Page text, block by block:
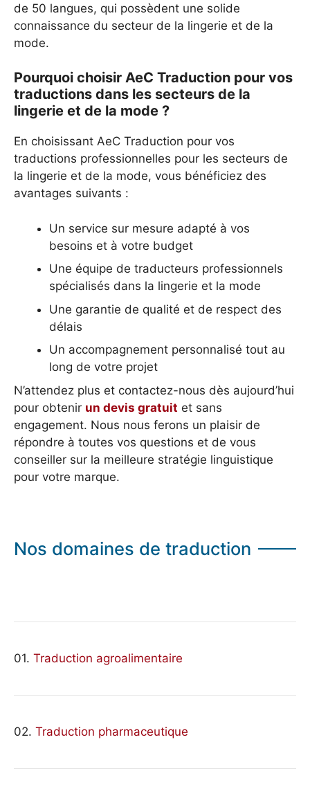
de 50 langues, qui possèdent une solide
connaissance du secteur de la lingerie et de la
mode.
Pourquoi choisir AeC Traduction pour vos
traductions dans les secteurs de la
lingerie et de la mode ?
En choisissant AeC Traduction pour vos
traductions professionnelles pour les secteurs de
la lingerie et de la mode, vous bénéficiez des
avantages suivants :
Un service sur mesure adapté à vos
besoins et à votre budget
Une équipe de traducteurs professionnels
spécialisés dans la lingerie et la mode
Une garantie de qualité et de respect des
délais
Un accompagnement personnalisé tout au
long de votre projet
N’attendez plus et contactez-nous dès aujourd’hui
pour obtenir un devis gratuit et sans
engagement. Nous nous ferons un plaisir de
répondre à toutes vos questions et de vous
conseiller sur la meilleure stratégie linguistique
pour votre marque.
Nos domaines de traduction
01. Traduction agroalimentaire
02. Traduction pharmaceutique